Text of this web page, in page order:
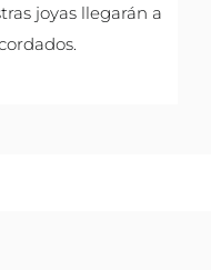
joyas llegarán a